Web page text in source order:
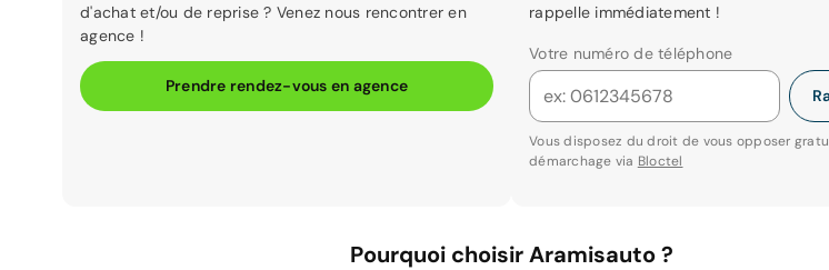
d'achat et/ou de reprise ? Venez nous rencontrer en
agence !
Prendre rendez-vous en agence
rappelle immédiatement !
Votre numéro de téléphone
Vous disposez du droit de vous opposer
démarchage via Bloctel
Pourquoi choisir Aramisauto ?